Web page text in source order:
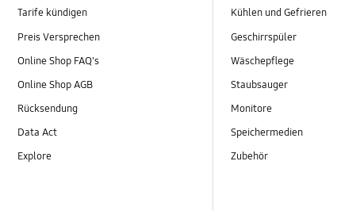
Tarife kündigen
Preis Versprechen
Online Shop FAQ's
Online Shop AGB
Rücksendung
Data Act
Explore
Kühlen und Gefrieren
Geschirrspüler
Wäschepflege
Staubsauger
Monitore
Speichermedien
Zubehör